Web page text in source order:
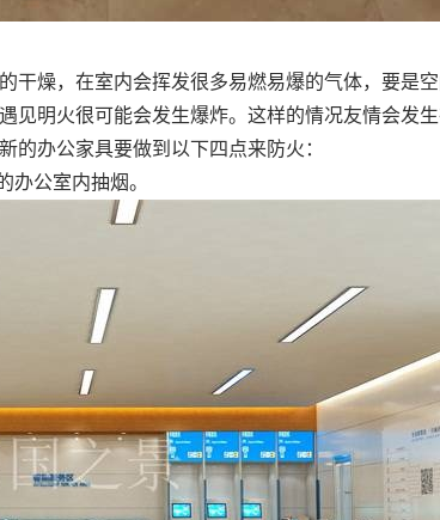
燥，在室内会挥发很多易燃易爆的气体，要是
见明火很可能会发生爆炸。这样的情况友情会发
的办公家具要做到以下四点来防火：
公室内抽烟。